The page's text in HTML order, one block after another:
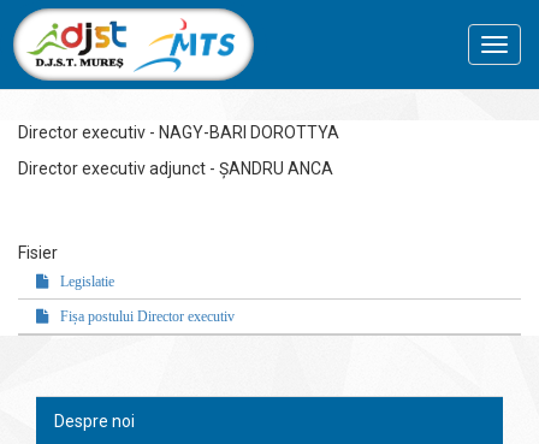
Director executiv - NAGY-BARI DOROTTYA
Director executiv adjunct - ȘANDRU ANCA
Fisier
Legislatie
Fișa postului Director executiv
Despre noi